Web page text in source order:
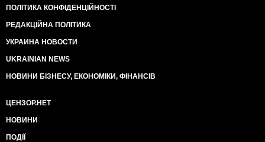
ПОЛІТИКА КОНФІДЕНЦІЙНОСТІ
РЕДАКЦІЙНА ПОЛІТИКА
УКРАИНА НОВОСТИ
UKRAINIAN NEWS
НОВИНИ БІЗНЕСУ, ЕКОНОМІКИ, ФІНАНСІВ
ЦЕНЗОР.НЕТ
НОВИНИ
ПОДІЇ